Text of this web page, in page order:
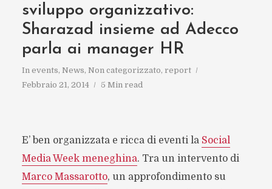
sviluppo organizzativo:
Sharazad insieme ad Adecco
parla ai manager HR
In events, News, Non categorizzato, report
Febbraio 21, 2014
5 Min read
E’ ben organizzata e ricca di eventi la Social
Media Week meneghina. Tra un intervento di
Marco Massarotto, un approfondimento su